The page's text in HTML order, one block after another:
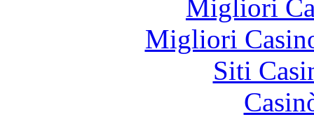
Migliori
Migliori
Siti